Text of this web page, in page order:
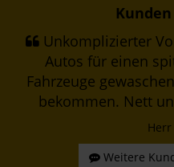
Unkomplizierter
Autos für einen
Fahrzeuge
bekommen. Nett
Herr
Weitere